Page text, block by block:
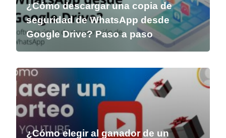
¿Cómo descargar una copia de
seguridad de WhatsApp desde
Google Drive? Paso a paso
¿Cómo elegir al ganador de un